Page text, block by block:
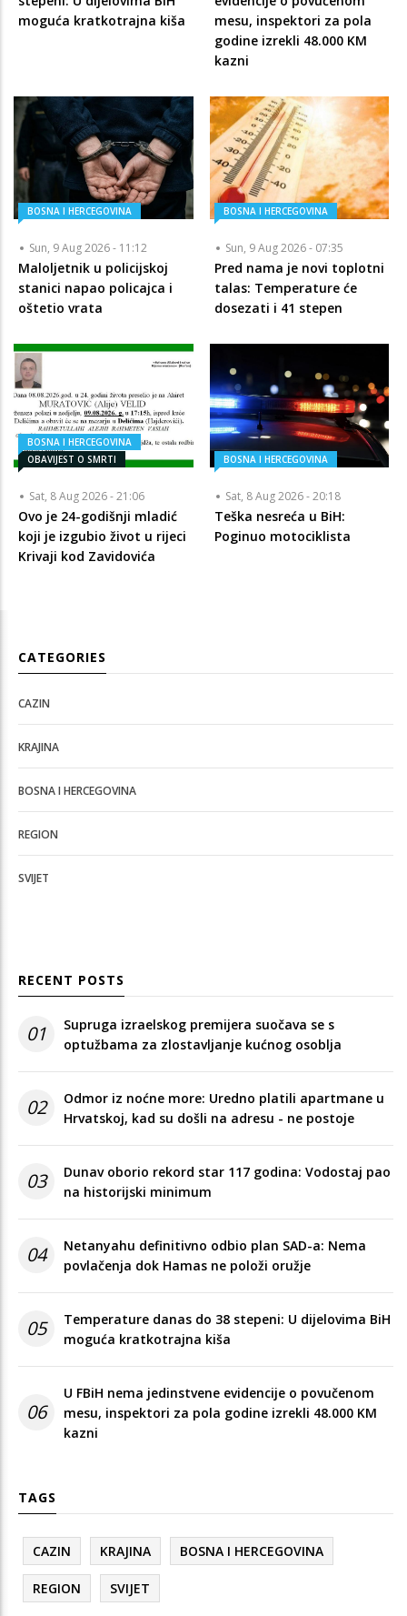
moguća kratkotrajna kiša
mesu, inspektori za pola
godine izrekli 48.000 KM
kazni
BOSNA I HERCEGOVINA
Sun, 9 Aug 2026 - 11:12
Maloljetnik u policijskoj
stanici napao policajca i
oštetio vrata
BOSNA I HERCEGOVINA
Sun, 9 Aug 2026 - 07:35
Pred nama je novi toplotni
talas: Temperature će
dosezati i 41 stepen
BOSNA I HERCEGOVINA
OBAVIJEST O SMRTI
Sat, 8 Aug 2026 - 21:06
Ovo je 24-godišnji mladić
koji je izgubio život u rijeci
Krivaji kod Zavidovića
BOSNA I HERCEGOVINA
Sat, 8 Aug 2026 - 20:18
Teška nesreća u BiH:
Poginuo motociklista
CATEGORIES
CAZIN
KRAJINA
BOSNA I HERCEGOVINA
REGION
SVIJET
RECENT POSTS
01
Supruga izraelskog premijera suočava se s
optužbama za zlostavljanje kućnog osoblja
02
Odmor iz noćne more: Uredno platili apartmane u
Hrvatskoj, kad su došli na adresu - ne postoje
03
Dunav oborio rekord star 117 godina: Vodostaj pao
na historijski minimum
04
Netanyahu definitivno odbio plan SAD-a: Nema
povlačenja dok Hamas ne položi oružje
05
Temperature danas do 38 stepeni: U dijelovima BiH
moguća kratkotrajna kiša
06
U FBiH nema jedinstvene evidencije o povučenom
mesu, inspektori za pola godine izrekli 48.000 KM
kazni
TAGS
CAZIN KRAJINA BOSNA I HERCEGOVINA
REGION SVIJET